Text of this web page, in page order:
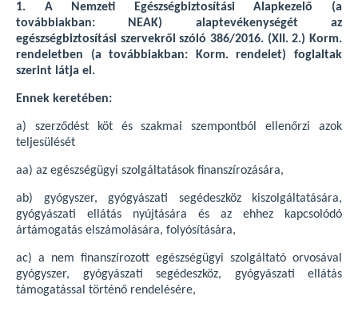
1. A Nemzeti Egészségbiztosítási Alapkezelő (a
továbbiakban: NEAK) alaptevékenységét az
egészségbiztosítási szervekről szóló 386/2016. (XII. 2.) Korm.
rendeletben (a továbbiakban: Korm. rendelet) foglaltak
szerint látja el.
Ennek keretében:
a) szerződést köt és szakmai szempontból ellenőrzi azok
teljesülését
aa) az egészségügyi szolgáltatások finanszírozására,
ab) gyógyszer, gyógyászati segédeszköz kiszolgáltatására,
gyógyászati ellátás nyújtására és az ehhez kapcsolódó
ártámogatás elszámolására, folyósítására,
ac) a nem finanszírozott egészségügyi szolgáltató orvosával
gyógyszer, gyógyászati segédeszköz, gyógyászati ellátás
támogatással történő rendelésére,